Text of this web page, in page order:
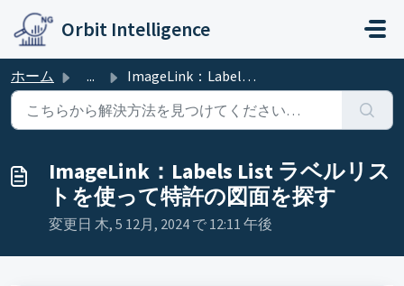
メインコンテンツに移動
Orbit Intelligence
ホーム ... ImageLink：Labels List ラベルリストを使って特許の図面を探す
ImageLink：Labels List ラベルリス
トを使って特許の図面を探す
変更日 木, 5 12月, 2024 で 12:11 午後